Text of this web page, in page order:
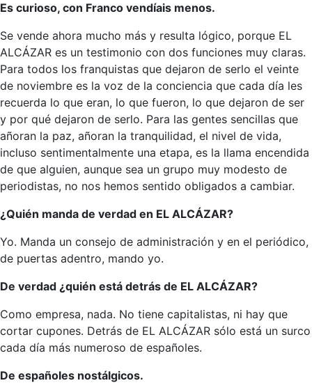
Es curioso, con Franco vendíais menos.
Se vende ahora mucho más y resulta lógico, porque EL
ALCÁZAR es un testimonio con dos funciones muy claras.
Para todos los franquistas que dejaron de serlo el veinte
de noviembre es la voz de la conciencia que cada día les
recuerda lo que eran, lo que fueron, lo que dejaron de ser
y por qué dejaron de serlo. Para las gentes sencillas que
añoran la paz, añoran la tranquilidad, el nivel de vida,
incluso sentimentalmente una etapa, es la llama encendida
de que alguien, aunque sea un grupo muy modesto de
periodistas, no nos hemos sentido obligados a cambiar.
¿Quién manda de verdad en EL ALCÁZAR?
Yo. Manda un consejo de administración y en el periódico,
de puertas adentro, mando yo.
De verdad ¿quién está detrás de EL ALCÁZAR?
Como empresa, nada. No tiene capitalistas, ni hay que
cortar cupones. Detrás de EL ALCÁZAR sólo está un surco
cada día más numeroso de españoles.
De españoles nostálgicos.